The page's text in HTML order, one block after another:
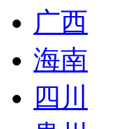
广西
海南
四川